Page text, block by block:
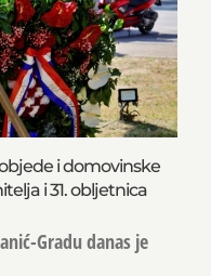
i domovinske
i 31. obljetnica
Gradu danas je